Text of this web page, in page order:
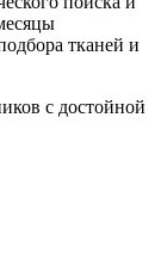
тканей и
с достойной